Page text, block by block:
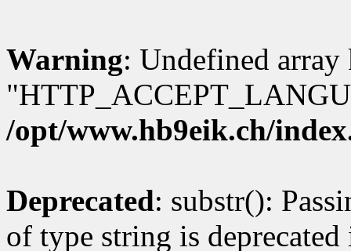
Warning: Undefined array
/opt/www.hb9eik.ch/
Deprecated: substr():
of type string is deprecated